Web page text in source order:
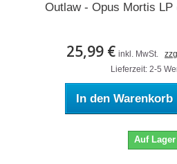
Outlaw - Opus Mortis LP
25,99 € inkl. MwSt.
Lieferzeit: 2-5
In den Warenkorb
Auf Lager